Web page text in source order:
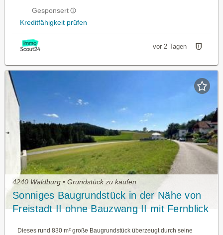
Gesponsert
Kreditfähigkeit prüfen
vor 2 Tagen
4240 Waldburg • Grundstück zu kaufen
Sonniges Baugrundstück in der Nähe von
Freistadt II ohne Bauzwang II mit Fernblick
Dieses rund 830 m² große Baugrundstück überzeugt durch seine